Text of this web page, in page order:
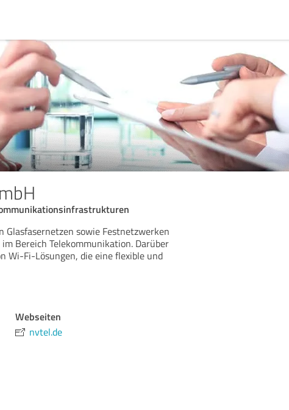
sowie Festnetzwerken
Bereich Telekommunikation. Darüber
Wi-Fi-Lösungen, die eine flexible und
Webseiten
nvtel.de